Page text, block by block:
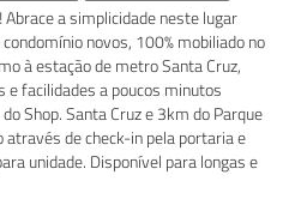
a simplicidade neste lugar
novos, 100% mobiliado no
à estação de metro Santa Cruz,
facilidades a poucos minutos
Shop. Santa Cruz e 3km do Parque
através de check-in pela portaria e
unidade. Disponível para longas e